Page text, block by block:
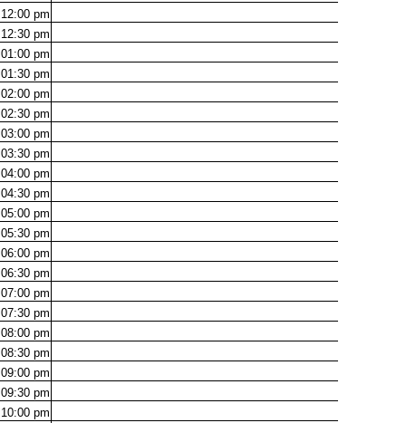
12:00 pm
12:30 pm
01:00 pm
01:30 pm
02:00 pm
02:30 pm
03:00 pm
03:30 pm
04:00 pm
04:30 pm
05:00 pm
05:30 pm
06:00 pm
06:30 pm
07:00 pm
07:30 pm
08:00 pm
08:30 pm
09:00 pm
09:30 pm
10:00 pm